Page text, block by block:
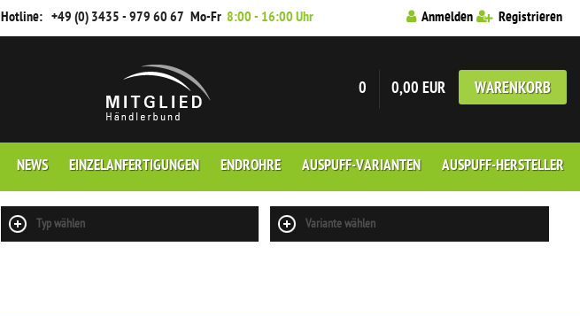
Hotline: +49 (0) 3435 - 979 60 67 Mo-Fr 8:00 - 16:00 Uhr Anmelden Registrieren
0 0,00 EUR WARENKORB
NEWS EINZELANFERTIGUNGEN ENDROHRE AUSPUFF-VARIANTEN AUSPUFF-HERSTELLER
Typ wählen Variante wählen